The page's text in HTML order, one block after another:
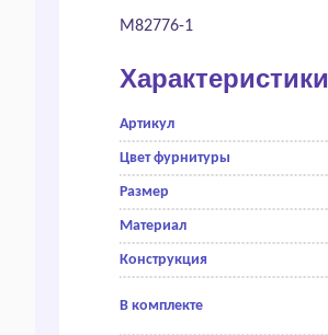
M82776-1
Характеристики
Артикул
Цвет фурнитуры
Размер
Материал
Конструкция
В комплекте